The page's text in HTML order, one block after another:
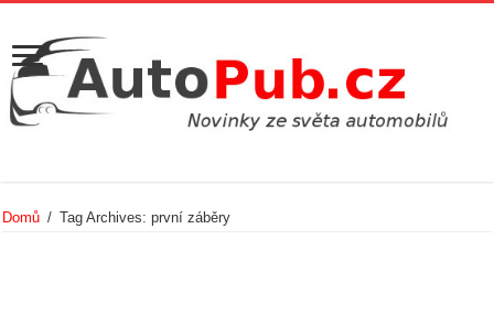
Domů / Tag Archives: první záběry